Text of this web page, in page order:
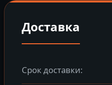
Доставка
Срок доставки: